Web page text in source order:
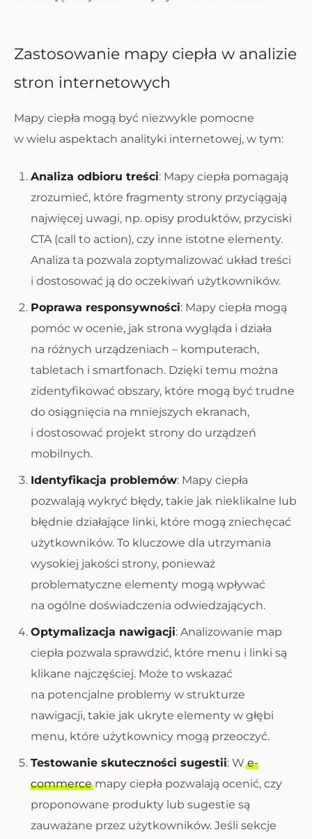
Zastosowanie mapy ciepła w analizie
stron internetowych
Mapy ciepła mogą być niezwykle pomocne
w wielu aspektach analityki internetowej, w tym:
Analiza odbioru treści: Mapy ciepła pomagają
zrozumieć, które fragmenty strony przyciągają
najwięcej uwagi, np. opisy produktów, przyciski
CTA (call to action), czy inne istotne elementy.
Analiza ta pozwala zoptymalizować układ treści
i dostosować ją do oczekiwań użytkowników.
Poprawa responsywności: Mapy ciepła mogą
pomóc w ocenie, jak strona wygląda i działa
na różnych urządzeniach – komputerach,
tabletach i smartfonach. Dzięki temu można
zidentyfikować obszary, które mogą być trudne
do osiągnięcia na mniejszych ekranach,
i dostosować projekt strony do urządzeń
mobilnych.
Identyfikacja problemów: Mapy ciepła
pozwalają wykryć błędy, takie jak nieklikalne lub
błędnie działające linki, które mogą zniechęcać
użytkowników. To kluczowe dla utrzymania
wysokiej jakości strony, ponieważ
problematyczne elementy mogą wpływać
na ogólne doświadczenia odwiedzających.
Optymalizacja nawigacji: Analizowanie map
ciepła pozwala sprawdzić, które menu i linki są
klikane najczęściej. Może to wskazać
na potencjalne problemy w strukturze
nawigacji, takie jak ukryte elementy w głębi
menu, które użytkownicy mogą przeoczyć.
Testowanie skuteczności sugestii: We-
commercemapy ciepła pozwalają ocenić, czy
proponowane produkty lub sugestie są
zauważane przez użytkowników. Jeśli sekcje